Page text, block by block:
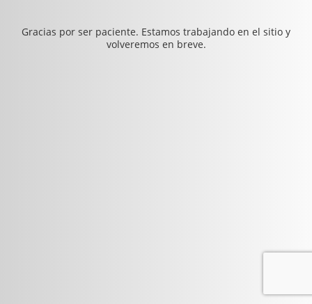
Gracias por ser paciente. Estamos trabajando en el sitio y
volveremos en breve.